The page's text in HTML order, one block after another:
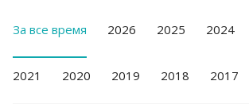
За все время 2026 2025 2024
2021 2020 2019 2018 2017